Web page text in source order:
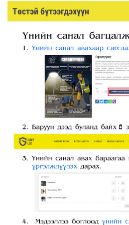
Төстэй бүтээгдэхүүн